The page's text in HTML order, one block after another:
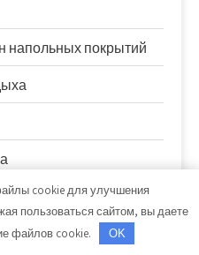
напольных покрытий
cookie для улучшения
пользоваться сайтом, вы даете
файлов cookie.
OK